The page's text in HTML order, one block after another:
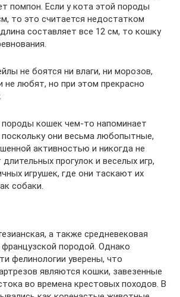
помпон. Если у кота этой породы
то это считается недостатком
составляет все 12 см, то кошку
не боятся ни влаги, ни морозов,
не любят, но при этом прекрасно
кошек чем-то напоминает
они весьма любопытные,
активностью и никогда не
прогулок и веселых игр,
игрушек, где они таскают их
собаки.
а также средневековая
породой. Однако
фелинологии уверены, что
являются кошки, завезенные
во времена крестовых походов. В